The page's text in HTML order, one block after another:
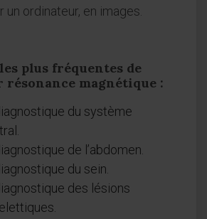
un ordinateur, en images.
plus fréquentes de
résonance magnétique :
du système
de l’abdomen.
du sein.
des lésions